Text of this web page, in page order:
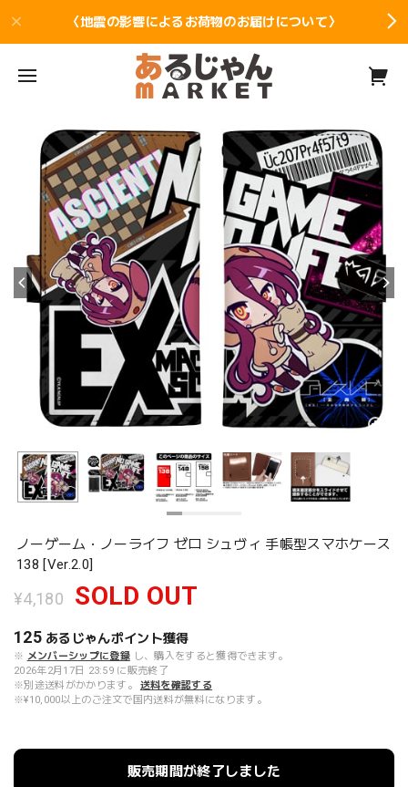
〈地震の影響によるお荷物のお届けについて〉
ノーゲーム・ノーライフ ゼロ シュヴィ 手帳型スマホケース
138 [Ver.2.0]
¥4,180 SOLD OUT
125 あるじゃんポイント獲得
※ メンバーシップに登録 し、購入をすると獲得できます。
2026年2月17日 23:59 に販売終了
※別途送料がかかります。
送料を確認する
※¥10,000以上のご注文で国内送料が無料になります。
販売期間が終了しました